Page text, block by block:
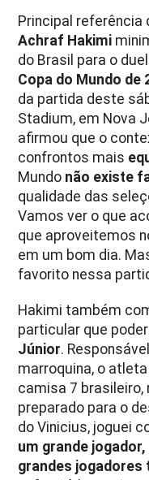
Principal referência
Achraf Hakimi
do Brasil para o
Copa do Mundo de
da partida deste
Stadium, em Nova
afirmou que o
confrontos mais
Mundo não existe
qualidade das
Vamos ver o que
que aproveitemos
em um bom dia.
favorito nessa
Hakimi também
particular que
Júnior.
marroquina, o
camisa 7
preparado para o
do Vinicius, joguei
um grande
grandes jogadores